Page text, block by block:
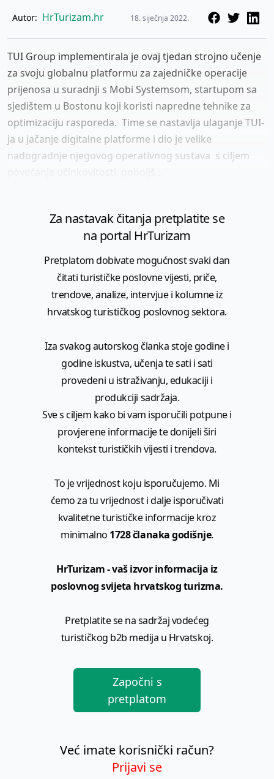
Autor: HrTurizam.hr 18. siječnja 2022.
TUI Group implementirala je ovaj tjedan strojno učenje
za svoju globalnu platformu za zajedničke operacije
prijenosa u suradnji s Mobi Systemsom, startupom sa
sjedištem u Bostonu koji koristi napredne tehnike za
optimizaciju rasporeda. Time se nastavlja ulaganje TUI-
ja u jačanje digitalne platforme i dio je velike
nadogradnje njegovog operativnog sustava s ciljem
Za nastavak čitanja pretplatite se
na portal HrTurizam
Pretplatom dobivate mogućnost svaki dan
čitati turističke poslovne vijesti, priče,
trendove, analize, intervjue i kolumne iz
hrvatskog turističkog poslovnog sektora.
Iza svakog autorskog članka stoje godine i
godine iskustva, učenja te sati i sati
provedeni u istraživanju, edukaciji i
produkciji sadržaja.
Sve s ciljem kako bi vam isporučili potpune i
provjerene informacije te donijeli širi
kontekst turističkih vijesti i trendova.
To je vrijednost koju isporučujemo. Mi
ćemo za tu vrijednost i dalje isporučivati
kvalitetne turističke informacije kroz
minimalno 1728 članaka godišnje.
HrTurizam - vaš izvor informacija iz
poslovnog svijeta hrvatskog turizma.
Pretplatite se na sadržaj vodećeg
turističkog b2b medija u Hrvatskoj.
Započni s
pretplatom
Već imate korisnički račun?
Prijavi se